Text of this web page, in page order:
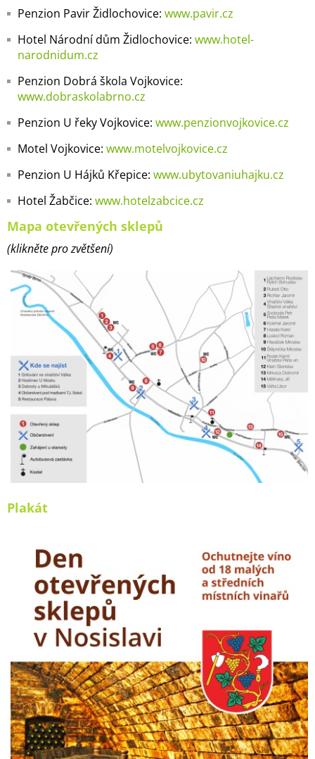
Penzion PavirŽidlochovice: www.pavir.cz
Hotel Národní dům Židlochovice: www.hotel-
narodnidum.cz
Penzion Dobrá škola Vojkovice:
www.dobraskolabrno.cz
Penzion U řeky Vojkovice: www.penzionvojkovice.cz
Motel Vojkovice: www.motelvojkovice.cz
Penzion U Hájků Křepice: www.ubytovaniuhajku.cz
Hotel Žabčice: www.hotelzabcice.cz
Mapa otevřených sklepů
(klikněte pro zvětšení)
Plakát